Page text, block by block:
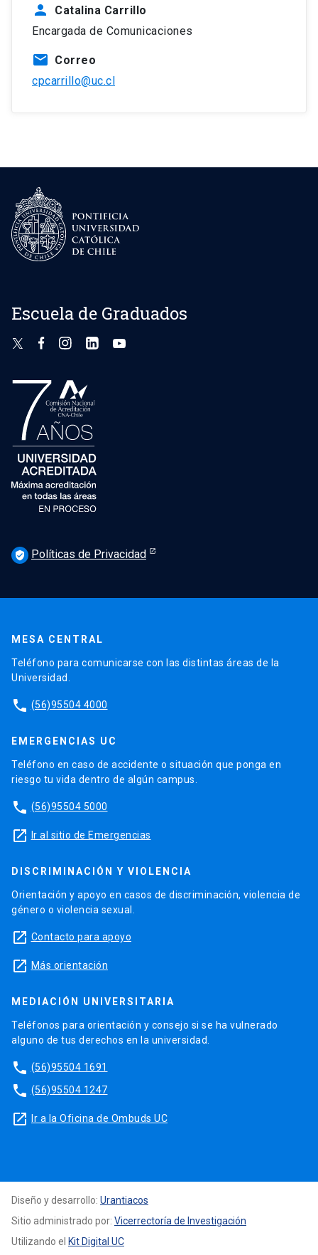
person
Catalina Carrillo
Encargada de Comunicaciones
mail Correo
cpcarrillo@uc.cl
Escuela de Graduados
verified_user Políticas de Privacidad
MESA CENTRAL
Teléfono para comunicarse con las distintas áreas de la
Universidad.
phone (56)95504 4000
EMERGENCIAS UC
Teléfono en caso de accidente o situación que ponga en
riesgo tu vida dentro de algún campus.
phone (56)95504 5000
launch Ir al sitio de Emergencias
DISCRIMINACIÓN Y VIOLENCIA
Orientación y apoyo en casos de discriminación, violencia de
género o violencia sexual.
launch Contacto para apoyo
launch Más orientación
MEDIACIÓN UNIVERSITARIA
Teléfonos para orientación y consejo si se ha vulnerado
alguno de tus derechos en la universidad.
phone (56)95504 1691
phone (56)95504 1247
launch Ir a la Oficina de Ombuds UC
Diseño y desarrollo: Urantiacos
Sitio administrado por: Vicerrectoría de Investigación
Utilizando el Kit Digital UC